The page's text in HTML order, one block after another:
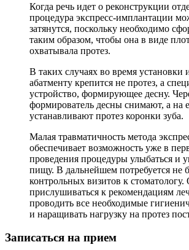
Когда речь идет о реконструкции
процедура экспресс-имплантации
затянутся, поскольку необходимо
таким образом, чтобы она в виде
охватывала протез.
В таких случаях во время установки
абатменту крепится не протез, а
устройство, формирующее десну.
формирователь десны снимают, а на
устанавливают протез коронки зуба.
Малая травматичность метода
обеспечивает возможность уже в
проведения процедуры улыбаться и
пищу. В дальнейшем потребуется не
контрольных визитов к стоматологу.
прислушиваться к рекомендациям
проводить все необходимые
и наращивать нагрузку на протез
Записаться на прием